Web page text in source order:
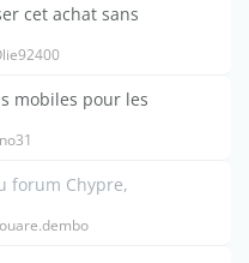
cet achat sans
mobiles pour les
forum Chypre,